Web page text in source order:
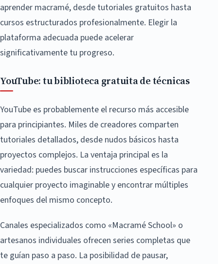
aprender macramé, desde tutoriales gratuitos hasta
cursos estructurados profesionalmente. Elegir la
plataforma adecuada puede acelerar
significativamente tu progreso.
YouTube: tu biblioteca gratuita de técnicas
YouTube es probablemente el recurso más accesible
para principiantes. Miles de creadores comparten
tutoriales detallados, desde nudos básicos hasta
proyectos complejos. La ventaja principal es la
variedad: puedes buscar instrucciones específicas para
cualquier proyecto imaginable y encontrar múltiples
enfoques del mismo concepto.
Canales especializados como «Macramé School» o
artesanos individuales ofrecen series completas que
te guían paso a paso. La posibilidad de pausar,